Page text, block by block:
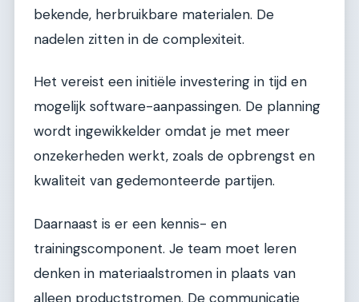
bekende, herbruikbare materialen. De
nadelen zitten in de complexiteit.
Het vereist een initiële investering in tijd en
mogelijk software-aanpassingen. De planning
wordt ingewikkelder omdat je met meer
onzekerheden werkt, zoals de opbrengst en
kwaliteit van gedemonteerde partijen.
Daarnaast is er een kennis- en
trainingscomponent. Je team moet leren
denken in materiaalstromen in plaats van
alleen productstromen. De communicatie